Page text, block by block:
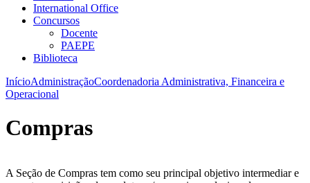
International Office
Concursos
Docente
PAEPE
Biblioteca
InícioAdministraçãoCoordenadoria Administrativa, Financeira e
Operacional
Compras
A Seção de Compras tem como seu principal objetivo intermediar e